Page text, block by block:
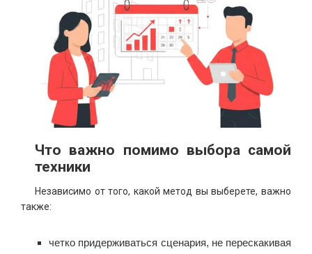
Что важно помимо выбора самой
техники
Независимо от того, какой метод вы выберете, важно
также:
четко придерживаться сценария, не перескакивая